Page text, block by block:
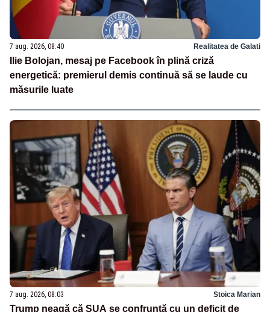
7 aug. 2026, 08:40 Realitatea de Galati
Ilie Bolojan, mesaj pe Facebook în plină criză
energetică: premierul demis continuă să se laude cu
măsurile luate
7 aug. 2026, 08:03 Stoica Marian
Trump neagă că SUA se confruntă cu un deficit de